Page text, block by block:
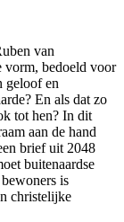
van
vorm, bedoeld voor
geloof en
En als dat zo
tot hen? In dit
aan de hand
brief uit 2048
buitenaardse
is
christelijke